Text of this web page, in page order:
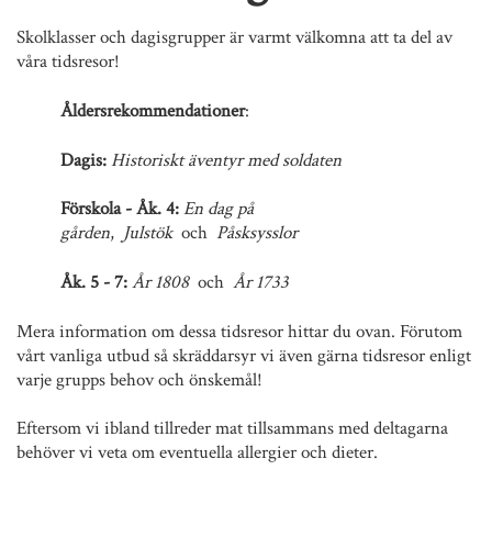
Skolklasser och dagisgrupper är varmt välkomna att ta del av
våra tidsresor!
Åldersrekommendationer:
Dagis:Historiskt äventyr med soldaten
Förskola - Åk. 4:En dag på
gården, Julstök och Påsksysslor
Åk. 5 - 7:År 1808och År 1733
Mera information om dessa tidsresor hittar du ovan. Förutom
vårt vanliga utbud så skräddarsyr vi även gärna tidsresor enligt
varje grupps behov och önskemål!
Eftersom vi ibland tillreder mat tillsammans med deltagarna
behöver vi veta om eventuella allergier och dieter.